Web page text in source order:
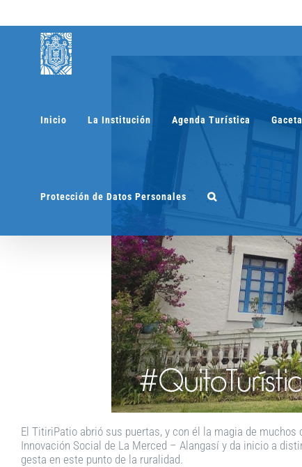
contenido
Inicio La Institución Agenda Turística
Protección de Datos Personales
El TitiriPatio abrió sus puertas, y con él la magia de
Innovación Social de La Merced – Alangasí y da inicio a
gesta en este punto de la ruralidad.